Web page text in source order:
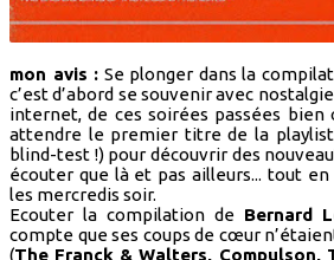
mon avis : Se plonger dans la
c’est d’abord se souvenir avec
internet, de ces soirées passées bien
attendre le premier titre de la
blind-test !) pour découvrir des
écouter que là et pas ailleurs... tout
les mercredis soir.
Ecouter la compilation de Bernard
compte que ses coups de cœur
(The Franck & Walters, Compulson,